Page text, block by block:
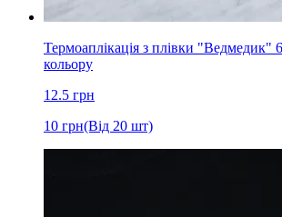
Термоаплікація з плівки "Ведмедик"
кольору
12.5 грн
10 грн(Від 20 шт)